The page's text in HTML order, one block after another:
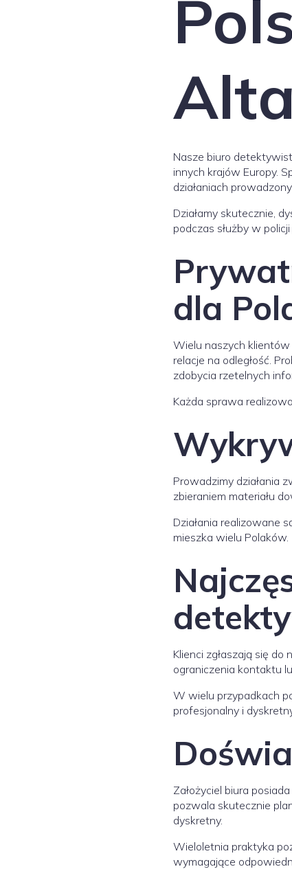
Alta
Nasze biuro
innych krajów Europy.
działaniach
Działamy skutecznie,
podczas służby w
dla
Wielu naszych klientów
relacje na odległość.
zdobycia rzetelnych
Każda sprawa
Prowadzimy działania
zbieraniem materiału
Działania realizowane
mieszka wielu Polaków.
Klienci zgłaszają się
ograniczenia kontaktu
W wielu przypadkach
profesjonalny i
Założyciel biura
pozwala skutecznie
dyskretny.
Wieloletnia praktyka
wymagające